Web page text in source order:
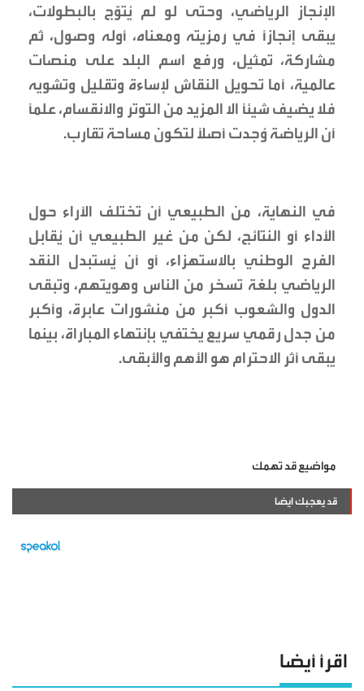
الإنجاز الرياضي، وحتى لو لم يُتوَّج بالبطولات،
يبقى إنجازاً في رمزيته ومعناه، أوله وصول، ثم
مشاركة، تمثيل، ورفع اسم البلد على منصات
عالمية، أما تحويل النقاش لإساءة وتقليل وتشويه
فلا يضيف شيئاً الا المزيد من التوتر والانقسام، علماً
أن الرياضة وُجدت أصلاً لتكون مساحة تقارب.
في النهاية، من الطبيعي أن تختلف الآراء حول
الأداء أو النتائج، لكن من غير الطبيعي أن يُقابل
الفرح الوطني بالاستهزاء، أو أن يُستبدل النقد
الرياضي بلغة تسخر من الناس وهويتهم، وتبقى
الدول والشعوب أكبر من منشورات عابرة، وأكبر
من جدل رقمي سريع يختفي بإنتهاء المباراة، بينما
يبقى أثر الاحترام هو الأهم والأبقى.
مواضيع قد تهمك
قد يعجبك ايضا
اقرأ أيضا